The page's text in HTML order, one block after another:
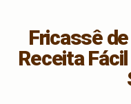
Fricassê
Receita